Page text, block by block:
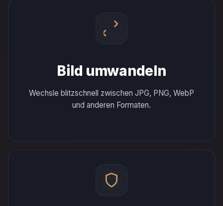
Bild umwandeln
Wechsle blitzschnell zwischen JPG, PNG, WebP
und anderen Formaten.